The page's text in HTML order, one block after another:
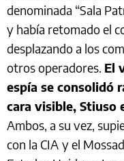
denominada “Sala
y había retomado el
desplazando a los
otros operadores. El
espía se consolidó
cara visible, Stiuso
Ambos, a su vez,
con la CIA y el